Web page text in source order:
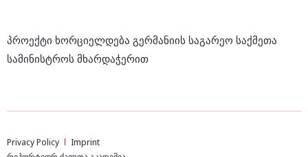
პროექტი ხორციელდება გერმანიის საგარეო საქმეთა
სამინისტროს მხარდაჭერით
Privacy Policy Imprint